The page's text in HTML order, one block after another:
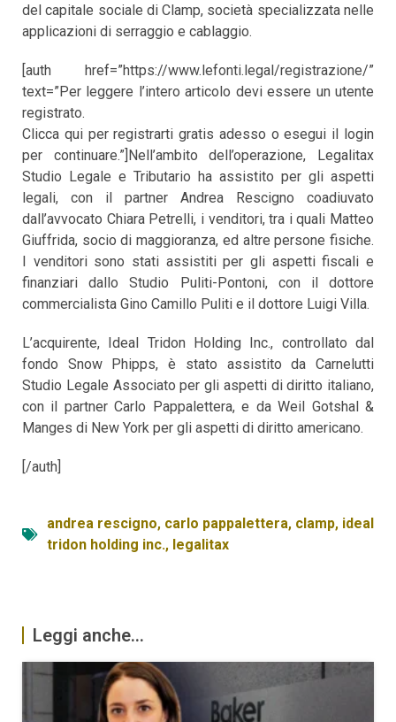
del capitale sociale di Clamp, società specializzata nelle
applicazioni di serraggio e cablaggio.
[auth href=”https://www.lefonti.legal/registrazione/”
text=”Per leggere l’intero articolo devi essere un utente
registrato.
Clicca qui per registrarti gratis adesso o esegui il login
per continuare.”]Nell’ambito dell’operazione, Legalitax
Studio Legale e Tributario ha assistito per gli aspetti
legali, con il partner Andrea Rescigno coadiuvato
dall’avvocato Chiara Petrelli, i venditori, tra i quali Matteo
Giuffrida, socio di maggioranza, ed altre persone fisiche.
I venditori sono stati assistiti per gli aspetti fiscali e
finanziari dallo Studio Puliti-Pontoni, con il dottore
commercialista Gino Camillo Puliti e il dottore Luigi Villa.
L’acquirente, Ideal Tridon Holding Inc., controllato dal
fondo Snow Phipps, è stato assistito da Carnelutti
Studio Legale Associato per gli aspetti di diritto italiano,
con il partner Carlo Pappalettera, e da Weil Gotshal &
Manges di New York per gli aspetti di diritto americano.
[/auth]
andrea rescigno, carlo pappalettera, clamp, ideal
tridon holding inc., legalitax
Leggi anche...